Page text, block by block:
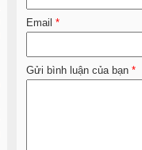
Email *
Gửi bình luận của bạn *